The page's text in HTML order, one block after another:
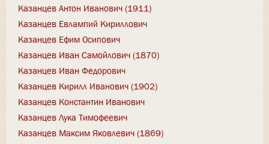
Казанцев Антон Иванович (1911)
Казанцев Евлампий Кириллович
Казанцев Ефим Осипович
Казанцев Иван Самойлович (1870)
Казанцев Иван Федорович
Казанцев Кирилл Иванович (1902)
Казанцев Константин Иванович
Казанцев Лука Тимофеевич
Казанцев Максим Яковлевич (1869)